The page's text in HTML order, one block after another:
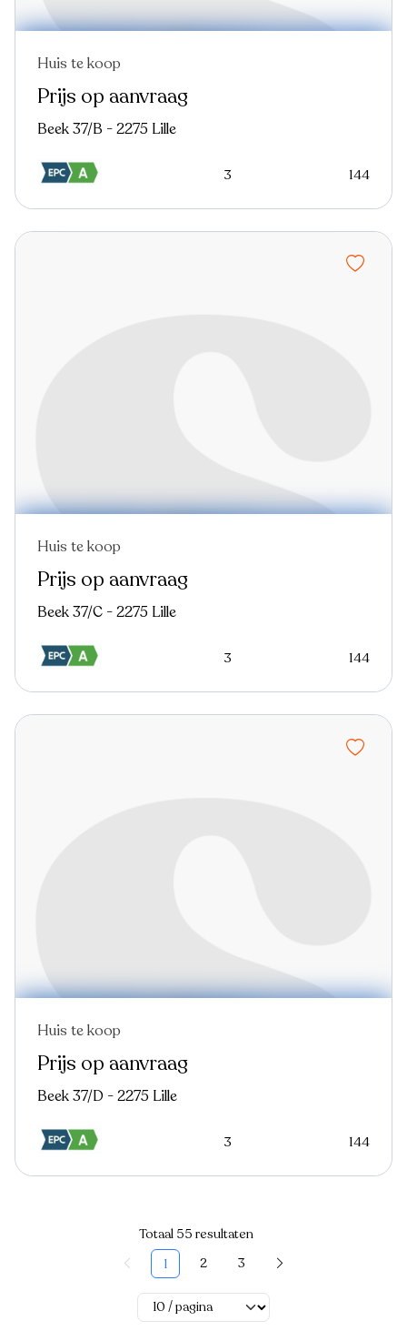
Huis te koop
Prijs op aanvraag
Beek 37/B - 2275 Lille
3 144
Huis te koop
Prijs op aanvraag
Beek 37/C - 2275 Lille
3 144
Huis te koop
Prijs op aanvraag
Beek 37/D - 2275 Lille
3 144
Totaal 55 resultaten
1
2 3